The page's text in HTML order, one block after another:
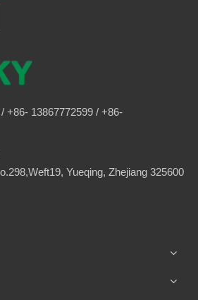
/ +86- 13867772599 / +86-
Yueqing, Zhejiang 325600